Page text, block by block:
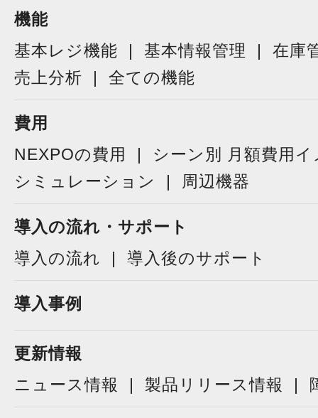
機能
基本レジ機能
基本情報管理
在庫
売上分析
全ての機能
費用
NEXPOの費用
シーン別 月額費用
シミュレーション
周辺機器
導入の流れ・サポート
導入の流れ
導入後のサポート
導入事例
更新情報
ニュース情報
製品リリース情報